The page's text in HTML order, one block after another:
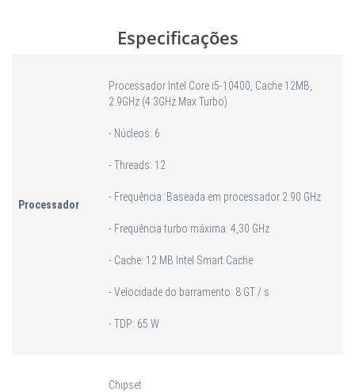
Especificações
Processador
Processador Intel Core i5-10400, Cache 12MB,
2.9GHz (4.3GHz Max Turbo)
- Núcleos: 6
- Threads: 12
- Frequência: Baseada em processador 2.90 GHz
- Frequência turbo máxima: 4,30 GHz
- Cache: 12 MB Intel Smart Cache
- Velocidade do barramento: 8 GT / s
- TDP: 65 W
Chipset